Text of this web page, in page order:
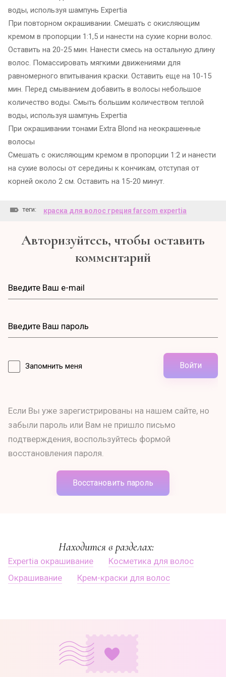
воды, используя шампунь Expertia
При повторном окрашивании. Смешать с окисляющим
кремом в пропорции 1:1,5 и нанести на сухие корни волос.
Оставить на 20-25 мин. Нанести смесь на остальную длину
волос. Помассировать мягкими движениями для
равномерного впитывания краски. Оставить еще на 10-15
мин. Перед смыванием добавить в волосы небольшое
количество воды. Смыть большим количеством теплой
воды, используя шампунь Expertia
При окрашивании тонами Extra Blond на неокрашенные
волосы
Смешать с окисляющим кремом в пропорции 1:2 и нанести
на сухие волосы от середины к кончикам, отступая от
корней около 2 см. Оставить на 15-20 минут.
теги: краска для волос греция farcom expertia
Авторизуйтесь, чтобы оставить
комментарий
Запомнить меня Войти
Если Вы уже зарегистрированы на нашем сайте, но
забыли пароль или Вам не пришло письмо
подтверждения, воспользуйтесь формой
восстановления пароля.
Восстановить пароль
Находится в разделах:
Expertia окрашивание
Косметика для волос
Окрашивание
Крем-краски для волос